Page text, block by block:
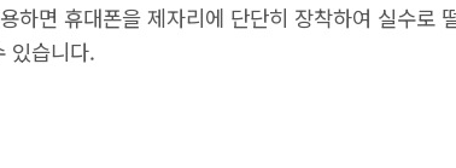
하면 휴대폰을 제자리에 단단히 장착하여 실수로
있습니다.